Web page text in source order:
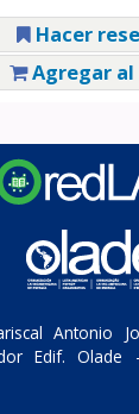
Hacer
Agregar
Antonio
Edif.